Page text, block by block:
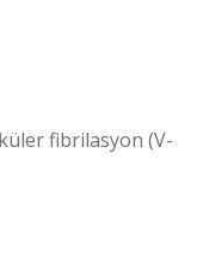
fibrilasyon (V-